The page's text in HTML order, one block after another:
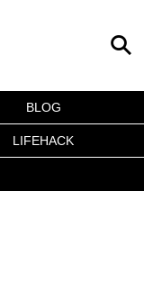
BLOG
LIFEHACK